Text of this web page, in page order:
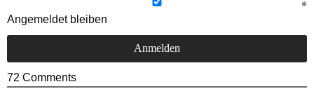
Angemeldet bleiben
72 Comments